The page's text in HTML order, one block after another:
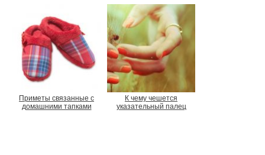
Приметы связанные с
домашними тапками
К чему чешется
указательный палец